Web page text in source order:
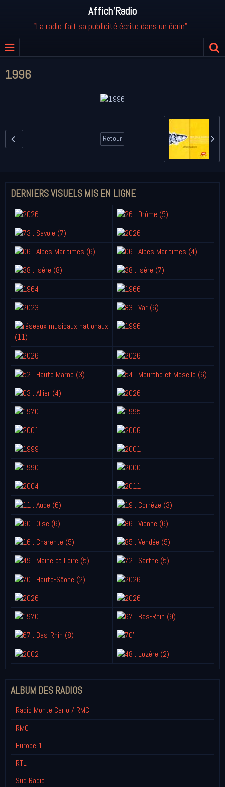
Affich'Radio
"La radio fait sa publicité écrite dans un écrin"...
1996
Retour
DERNIERS VISUELS MIS EN LIGNE
ALBUM DES RADIOS
Radio Monte Carlo / RMC
RMC
Europe 1
RTL
Sud Radio